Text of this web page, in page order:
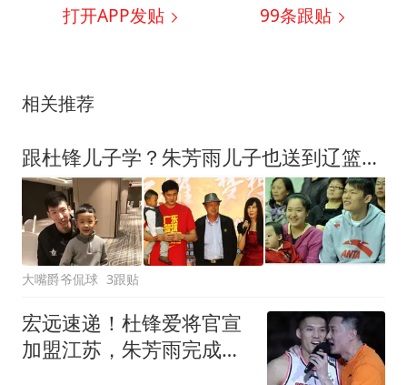
打开APP发贴 99条跟贴
相关推荐
跟杜锋儿子学？朱芳雨儿子也送到辽篮培养？辽蜜怕是白高兴一场
大嘴爵爷侃球 3跟贴
宏远速递！杜锋爱将官宣
加盟江苏，朱芳雨完成交